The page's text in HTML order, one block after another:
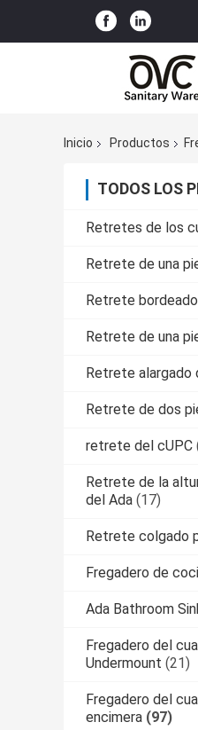
Inicio
Productos
TODOS LOS
Retretes de los
Retrete de una
Retrete
Retrete de una
Retrete alargado
Retrete de dos
retrete del cUPC
Retrete de la
del Ada (17)
Retrete colgado
Fregadero de
Ada Bathroom
Fregadero del
Undermount (21)
Fregadero del
encimera (97)